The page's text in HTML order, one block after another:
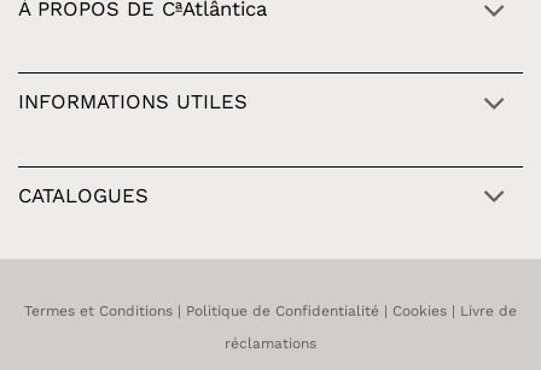
À PROPOS DE CªAtlântica
INFORMATIONS UTILES
CATALOGUES
Termes et Conditions | Politique de Confidentialité | Cookies | Livre de
réclamations